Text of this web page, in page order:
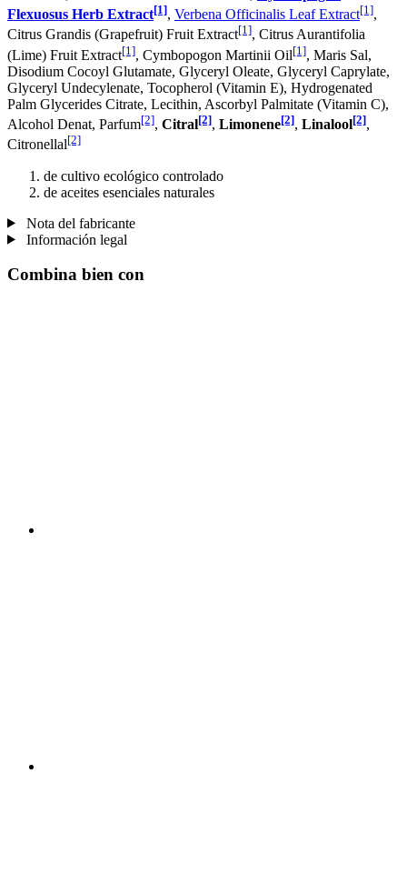
Flexuosus Herb Extract[1], Verbena Officinalis Leaf Extract[1],
Citrus Grandis (Grapefruit) Fruit Extract[1], Citrus Aurantifolia
(Lime) Fruit Extract[1], Cymbopogon Martinii Oil[1], Maris Sal,
Disodium Cocoyl Glutamate, Glyceryl Oleate, Glyceryl Caprylate,
Glyceryl Undecylenate, Tocopherol (Vitamin E), Hydrogenated
Palm Glycerides Citrate, Lecithin, Ascorbyl Palmitate (Vitamin C),
Alcohol Denat, Parfum[2], Citral[2], Limonene[2], Linalool[2],
Citronellal[2]
de cultivo ecológico controlado
de aceites esenciales naturales
Nota del fabricante
Información legal
Combina bien con